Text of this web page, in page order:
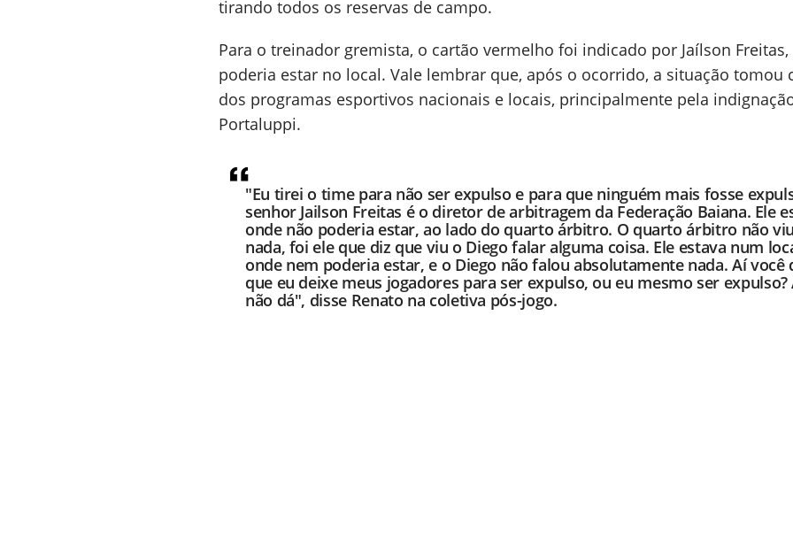
tirando todos os reservas de campo.
Para o treinador gremista, o cartão vermelho foi indicado por Jaílson Freitas,
poderia estar no local. Vale lembrar que, após o ocorrido, a situação tomou
dos programas esportivos nacionais e locais, principalmente pela
Portaluppi.
"Eu tirei o time para não ser expulso e para que ninguém mais fosse
senhor Jailson Freitas é o diretor de arbitragem da Federação Baiana. Ele
onde não poderia estar, ao lado do quarto árbitro. O quarto árbitro não viu
nada, foi ele que diz que viu o Diego falar alguma coisa. Ele estava num
onde nem poderia estar, e o Diego não falou absolutamente nada. Aí você
que eu deixe meus jogadores para ser expulso, ou eu mesmo ser expulso?
não dá", disse Renato na coletiva pós-jogo.